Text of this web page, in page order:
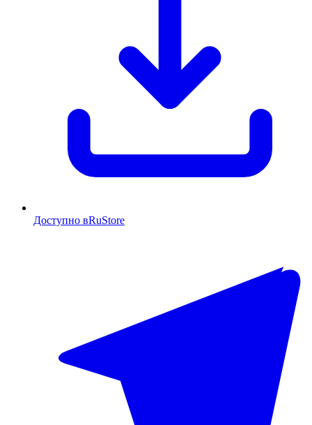
Доступно вRuStore